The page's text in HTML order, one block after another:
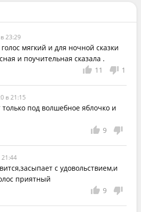
23:29
мягкий и для ночной сказки
и поучительная сказала .
11
1
в 21:15
под волшебное яблочко и
9
с удовольствием,и
приятный
9